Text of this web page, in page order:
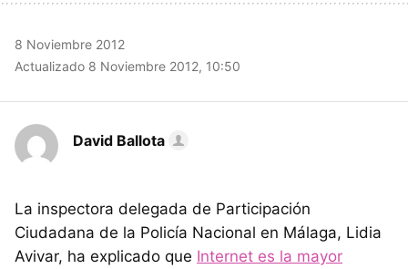
8 Noviembre 2012
Actualizado 8 Noviembre 2012, 10:50
David Ballota
La inspectora delegada de Participación
Ciudadana de la Policía Nacional en Málaga, Lidia
Avivar, ha explicado que Internet es la mayor